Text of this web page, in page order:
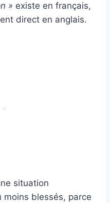
» existe en français,
direct en anglais.
situation
blessés, parce